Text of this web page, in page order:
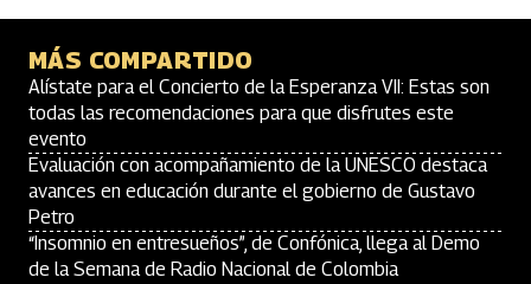
MÁS COMPARTIDO
Alístate para el Concierto de la Esperanza VII: Estas son
todas las recomendaciones para que disfrutes este
evento
Evaluación con acompañamiento de la UNESCO destaca
avances en educación durante el gobierno de Gustavo
Petro
“Insomnio en entresueños”, de Confónica, llega al Demo
de la Semana de Radio Nacional de Colombia